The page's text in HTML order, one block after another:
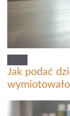
Jak podać